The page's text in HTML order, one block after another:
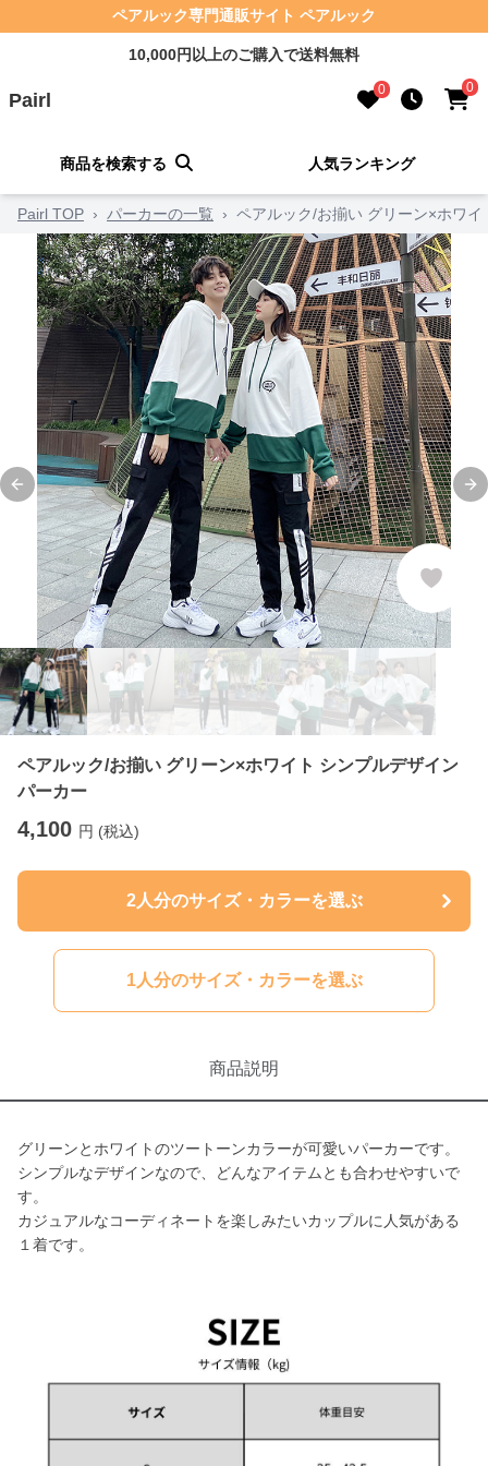
ペアルック専門通販サイト ペアルック
10,000円以上のご購入で送料無料
Pairl 0 0
商品を検索する 人気ランキング
Pairl TOP › パーカーの一覧 › ペアルック/お揃い グリーン×ホワ
Previous slide
ペアルック/お揃い グリーン×ホワイト シンプルデザイン
パーカー
4,100 円 (税込)
2人分のサイズ・カラーを選ぶ
1人分のサイズ・カラーを選ぶ
商品説明
グリーンとホワイトのツートーンカラーが可愛いパーカーです。
シンプルなデザインなので、どんなアイテムとも合わせやすいで
す。
カジュアルなコーディネートを楽しみたいカップルに人気がある
１着です。